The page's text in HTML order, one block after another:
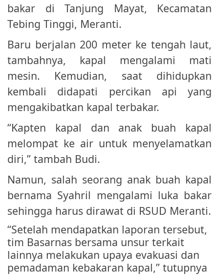
bakar di Tanjung Mayat, Kecamatan
Tebing Tinggi, Meranti.
Baru berjalan 200 meter ke tengah laut,
tambahnya, kapal mengalami mati
mesin. Kemudian, saat dihidupkan
kembali didapati percikan api yang
mengakibatkan kapal terbakar.
“Kapten kapal dan anak buah kapal
melompat ke air untuk menyelamatkan
diri,” tambah Budi.
Namun, salah seorang anak buah kapal
bernama Syahril mengalami luka bakar
sehingga harus dirawat di RSUD Meranti.
“Setelah mendapatkan laporan tersebut,
tim Basarnas bersama unsur terkait
lainnya melakukan upaya evakuasi dan
pemadaman kebakaran kapal,” tutupnya